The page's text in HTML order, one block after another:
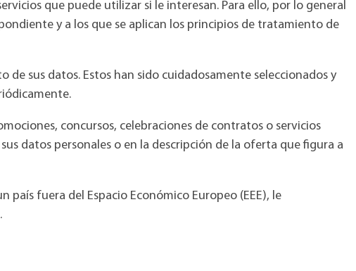
que puede utilizar si le interesan. Para ello, por lo general
y a los que se aplican los principios de tratamiento de
sus datos. Estos han sido cuidadosamente seleccionados y
concursos, celebraciones de contratos o servicios
datos personales o en la descripción de la oferta que figura a
país fuera del Espacio Económico Europeo (EEE), le